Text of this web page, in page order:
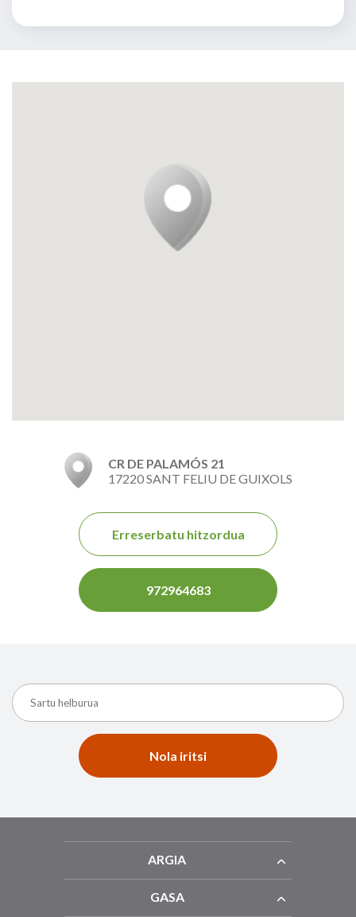
CR DE PALAMÓS 21
17220 SANT FELIU DE GUIXOLS
Erreserbatu hitzordua
972964683
Nola iritsi
ARGIA
GASA